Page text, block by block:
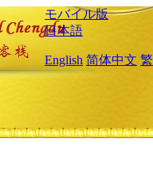
モバイル版
日本語
English 简体中文